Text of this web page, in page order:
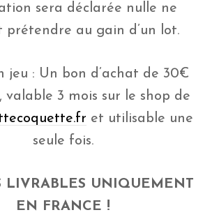
sera déclarée nulle ne
prétendre au gain d’un lot.
jeu : Un bon d’achat de 30€
3 mois sur le shop de
et utilisable une
seule fois.
LIVRABLES UNIQUEMENT
EN FRANCE !